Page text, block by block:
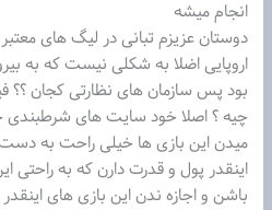
انجام میشه
دوستان عزیزم تبانی در لیگ های
اروپایی اضلا به شکلی نیست که به
بود پس سازمان های نظارتی کجان ؟؟
چیه ؟ اصلا خود سایت های شرطبندی
میدن این بازی ها خیلی راحت به
اینقدر پول و قدرت دارن که به راحتی
باشن و اجازه ندن این بازی های